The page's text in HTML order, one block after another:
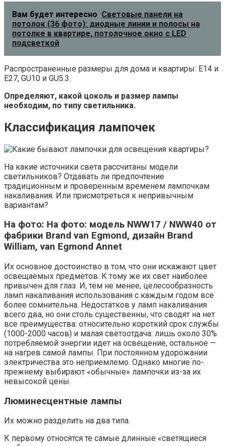
Вам будет интересно Световые панели на
потолок (36 фото): диодные линии и полосы на
потолке в квартире, потолочное окно с LED
подсветкой
Распространенные размеры для дома и квартиры: Е14 и
Е27, GU10 и GU5.3.
Определяют, какой цоколь и размер лампы
необходим, по типу светильника.
Классификация лампочек
На какие источники света рассчитаны модели
светильников? Отдавать ли предпочтение
традиционным и проверенным временем лампочкам
накаливания. Или присмотреться к непривычным
вариантам?
На фото: На фото: модель NWW17 / NWW40 от
фабрики Brand van Egmond, дизайн Brand
William, van Egmond Annet
Их основное достоинство в том, что они искажают цвет
освещаемых предметов. К тому же их свет наиболее
привычен для глаз. И, тем не менее, целесообразность
ламп накаливания использования с каждым годом все
более сомнительна. Недостатков у ламп накаливания
всего два, но они столь существенны, что сводят на нет
все преимущества: относительно короткий срок службы
(1000-2000 часов) и малая светоотдача: лишь около 30%
потребляемой энергии идет на освещение, остальное —
на нагрев самой лампы. При постоянном удорожании
электричества это неприемлемо. Однако многие по-
прежнему выбирают «обычные» лампочки из-за их
невысокой цены.
Люминесцентные лампы
Их можно разделить на два типа.
К первому относятся те самые длинные «светящиеся